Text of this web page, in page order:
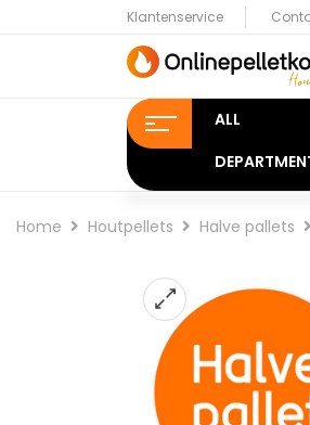
Klantenservice
ALL
Home Houtpellets Halve pallets